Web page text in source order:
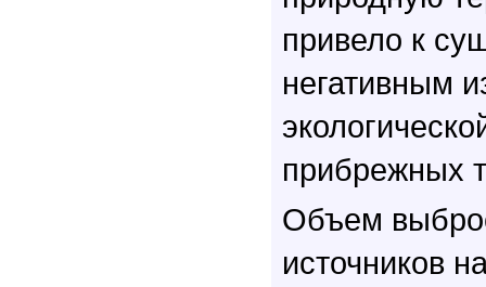
привело к
негативным
прибрежных
Объем
источников